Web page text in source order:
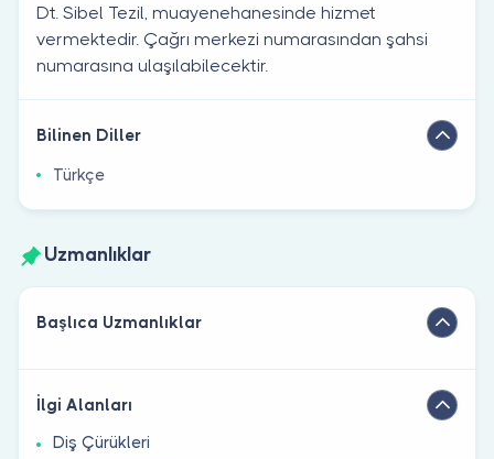
Dt. Sibel Tezil, muayenehanesinde hizmet
vermektedir. Çağrı merkezi numarasından şahsi
numarasına ulaşılabilecektir.
Bilinen Diller
Türkçe
Uzmanlıklar
Başlıca Uzmanlıklar
İlgi Alanları
Diş Çürükleri